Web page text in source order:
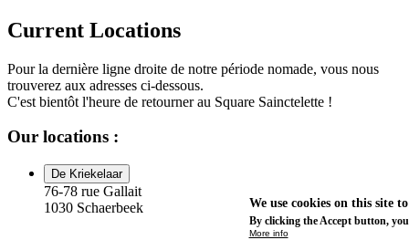
Current Locations
Pour la dernière ligne droite de notre période nomade, vous nous
trouverez aux adresses ci-dessous.
C'est bientôt l'heure de retourner au Square Sainctelette !
Our locations :
De Kriekelaar
76-78 rue Gallait
1030 Schaerbeek
We use cookies on this site
By clicking the Accept button,
More info